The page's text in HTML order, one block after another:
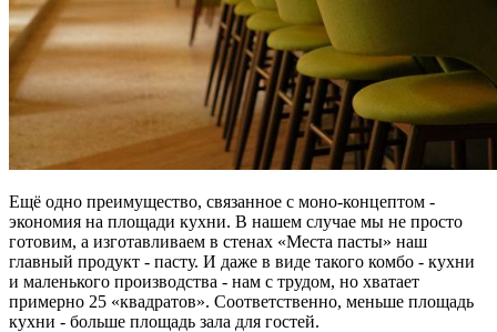
Ещё одно преимущество, связанное с моно-концептом -
экономия на площади кухни. В нашем случае мы не просто
готовим, а изготавливаем в стенах «Места пасты» наш
главный продукт - пасту. И даже в виде такого комбо - кухни
и маленького производства - нам с трудом, но хватает
примерно 25 «квадратов». Соответственно, меньше площадь
кухни - больше площадь зала для гостей.